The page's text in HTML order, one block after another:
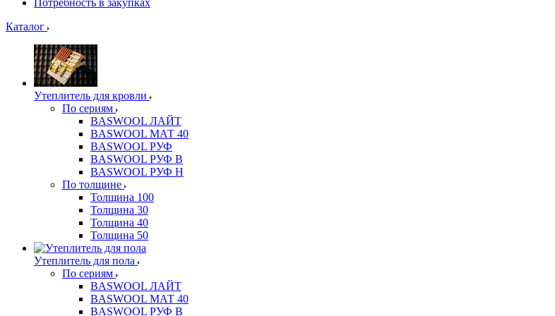
Потребность в закупках
Каталог
Утеплитель для кровли
По сериям
BASWOOL ЛАЙТ
BASWOOL МАТ 40
BASWOOL РУФ
BASWOOL РУФ В
BASWOOL РУФ Н
По толщине
Толщина 100
Толщина 30
Толщина 40
Толщина 50
Утеплитель для пола
По сериям
BASWOOL ЛАЙТ
BASWOOL МАТ 40
BASWOOL РУФ В